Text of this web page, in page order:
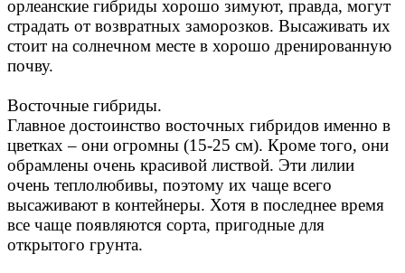
орлеанские гибриды хорошо зимуют, правда, могут
страдать от возвратных заморозков. Высаживать их
стоит на солнечном месте в хорошо дренированную
почву.
Восточные гибриды.
Главное достоинство восточных гибридов именно в
цветках – они огромны (15-25 см). Кроме того, они
обрамлены очень красивой листвой. Эти лилии
очень теплолюбивы, поэтому их чаще всего
высаживают в контейнеры. Хотя в последнее время
все чаще появляются сорта, пригодные для
открытого грунта.